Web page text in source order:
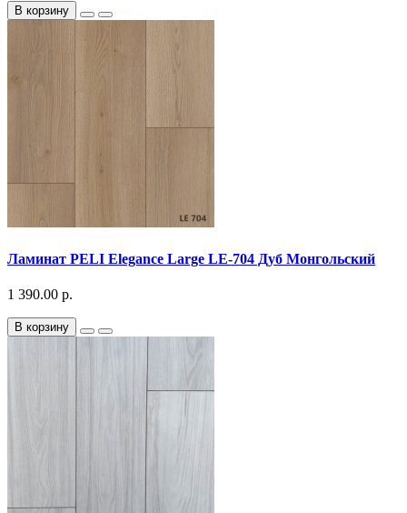
В корзину
Ламинат PELI Elegance Large LE-704 Дуб Монгольский
1 390.00 р.
В корзину